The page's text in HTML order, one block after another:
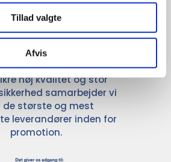
Tillad valgte
Afvis
større
udvalg
høj kvalitet og stor
samarbejder vi
de største og mest
leverandører inden for
promotion.